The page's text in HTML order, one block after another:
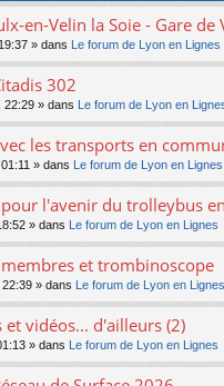
en-Velin la Soie - Gare de
» dans Le forum de Lyon en Lignes
302
22:29 » dans Le forum de Lyon en
les transports en
» dans Le forum de Lyon en Lignes
l'avenir du trolleybus
» dans Le forum de Lyon en Lignes
et trombinoscope
» dans Le forum de Lyon en Lignes
vidéos... d'ailleurs (2)
» dans Le forum de Lyon en Lignes